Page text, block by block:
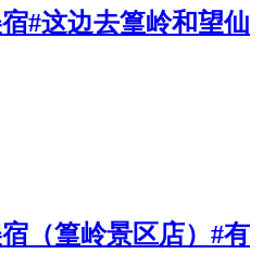
#这边去篁岭和望仙
（篁岭景区店）#有